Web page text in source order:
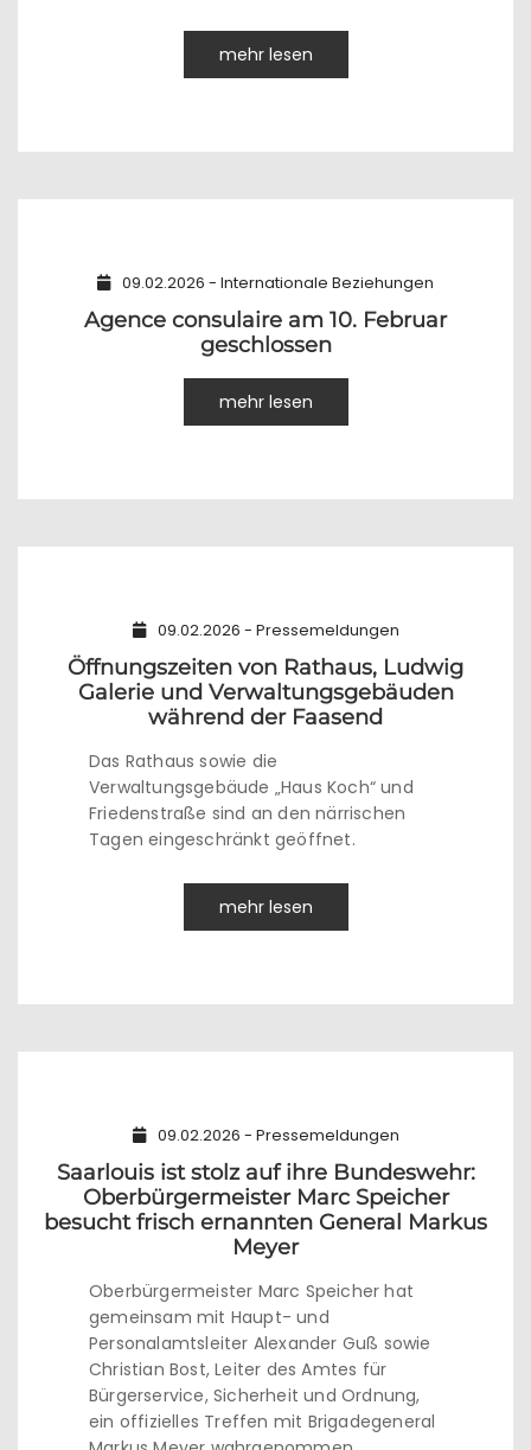
mehr lesen
09.02.2026 - Internationale Beziehungen
Agence consulaire am 10. Februar
geschlossen
mehr lesen
09.02.2026 - Pressemeldungen
Öffnungszeiten von Rathaus, Ludwig
Galerie und Verwaltungsgebäuden
während der Faasend
Das Rathaus sowie die
Verwaltungsgebäude „Haus Koch“ und
Friedenstraße sind an den närrischen
Tagen eingeschränkt geöffnet.
mehr lesen
09.02.2026 - Pressemeldungen
Saarlouis ist stolz auf ihre Bundeswehr:
Oberbürgermeister Marc Speicher
besucht frisch ernannten General Markus
Meyer
Oberbürgermeister Marc Speicher hat
gemeinsam mit Haupt- und
Personalamtsleiter Alexander Guß sowie
Christian Bost, Leiter des Amtes für
Bürgerservice, Sicherheit und Ordnung,
ein offizielles Treffen mit Brigadegeneral